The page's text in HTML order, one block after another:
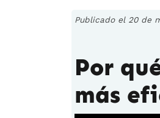
Publicado el 20 de
Por
más